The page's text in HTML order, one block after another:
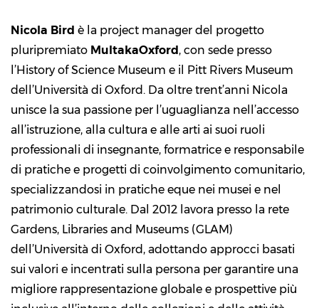
Nicola Bird è la project manager del progetto
pluripremiato MultakaOxford, con sede presso
l’History of Science Museum e il Pitt Rivers Museum
dell’Università di Oxford. Da oltre trent’anni Nicola
unisce la sua passione per l’uguaglianza nell’accesso
all’istruzione, alla cultura e alle arti ai suoi ruoli
professionali di insegnante, formatrice e responsabile
di pratiche e progetti di coinvolgimento comunitario,
specializzandosi in pratiche eque nei musei e nel
patrimonio culturale. Dal 2012 lavora presso la rete
Gardens, Libraries and Museums (GLAM)
dell’Università di Oxford, adottando approcci basati
sui valori e incentrati sulla persona per garantire una
migliore rappresentazione globale e prospettive più